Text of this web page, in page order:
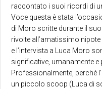
raccontato i suoi ricordi di
Voce questa è stata
di Moro scritte durante il
rivolte all’amatissimo
e l’intervista a Luca Moro
significative, umanamente e
Professionalmente, perché
un piccolo scoop (Luca di